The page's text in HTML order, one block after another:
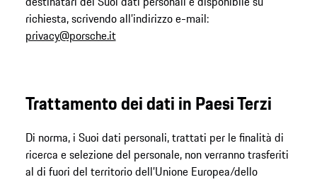
richiesta, scrivendo all’indirizzo e-mail:
privacy@porsche.it
Trattamento dei dati in Paesi Terzi
Di norma, i Suoi dati personali, trattati per le finalità di
ricerca e selezione del personale, non verranno trasferiti
al di fuori del territorio dell’Unione Europea/dello